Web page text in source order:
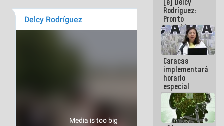
embarrarla
(e) Delcy
Rodríguez:
Pronto
restableceremos
las
operaciones
en el
Aeropuerto
Internacional
de
Maiquetía
Caracas
implementará
horario
especial
para
adaptarse
al plan de
ahorro